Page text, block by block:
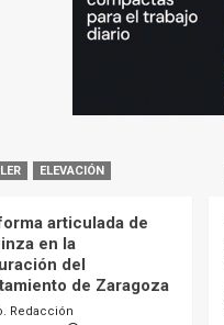
ELEVACIÓN
articulada de
en la
del
de Zaragoza
Redacción